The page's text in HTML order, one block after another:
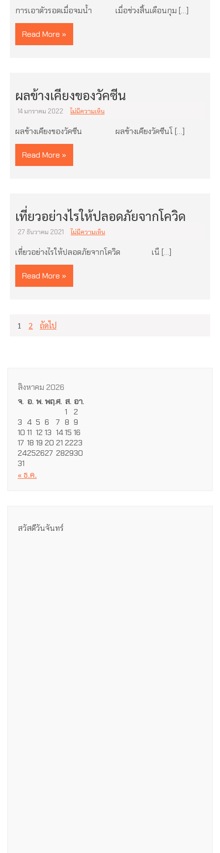
การเอาตัวรอดเมื่อจมน้ำ เมื่อช่วงสิ้นเดือนกุม […]
Read More »
ผลข้างเคียงของวัคซีน
14 มกราคม 2022 ไม่มีความเห็น
ผลข้างเคียงของวัคซีน ผลข้างเคียงวัคซีนโ […]
Read More »
เที่ยวอย่างไรให้ปลอดภัยจากโควิด
27 ธันวาคม 2021 ไม่มีความเห็น
เที่ยวอย่างไรให้ปลอดภัยจากโควิด เนื […]
Read More »
แนะแนว
1 2 ถัดไป
สิงหาคม 2026
จ. อ. พ.พฤ.ศ. ส. อา.
1
2
3 4 5 6 7 8 9
10 11 12 13 1415 16
17 18 19 20 21 2223
24252627 282930
31
« ธ.ค.
สวัสดีวันจันทร์